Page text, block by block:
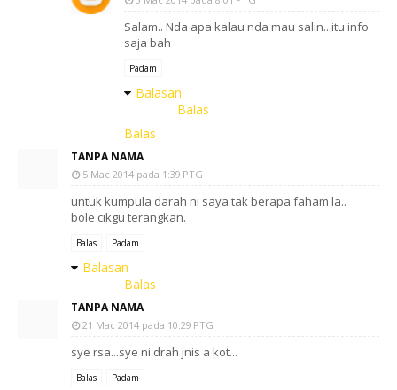
Salam.. Nda apa kalau nda mau salin.. itu info
saja bah
Padam
Balasan
Balas
Balas
TANPA NAMA
5 Mac 2014 pada 1:39 PTG
untuk kumpula darah ni saya tak berapa faham la..
bole cikgu terangkan.
Balas Padam
Balasan
Balas
TANPA NAMA
21 Mac 2014 pada 10:29 PTG
sye rsa...sye ni drah jnis a kot...
Balas Padam